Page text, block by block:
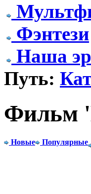
Фэнтези
Наша
Путь:
Фильм
Новые Популярные